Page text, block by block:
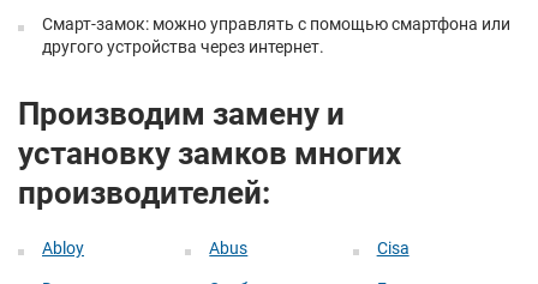
Смарт-замок: можно управлять с помощью смартфона или
другого устройства через интернет.
Производим замену и
установку замков многих
производителей:
Abloy Abus Cisa